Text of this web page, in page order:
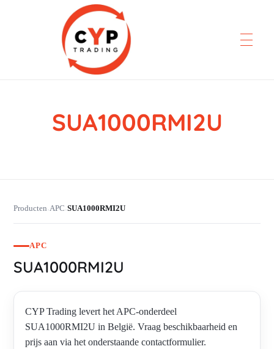
CYP Trading
Professionelle Ersatzteilbeschaffung
SUA1000RMI2U
Producten›APC›SUA1000RMI2U
APC
SUA1000RMI2U
CYP Trading levert het APC-onderdeel
SUA1000RMI2U in België. Vraag beschikbaarheid en
prijs aan via het onderstaande contactformulier.